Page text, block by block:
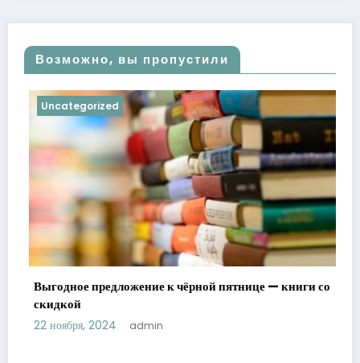
Возможно, вы пропустили
Uncategorized
Выгодное предложение к чёрной пятнице — книги со
скидкой
22 ноября, 2024 admin